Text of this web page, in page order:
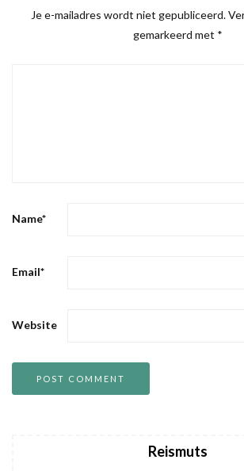
Je e-mailadres wordt niet gepubliceerd.
gemarkeerd met *
Name*
Email*
Website
Reismuts